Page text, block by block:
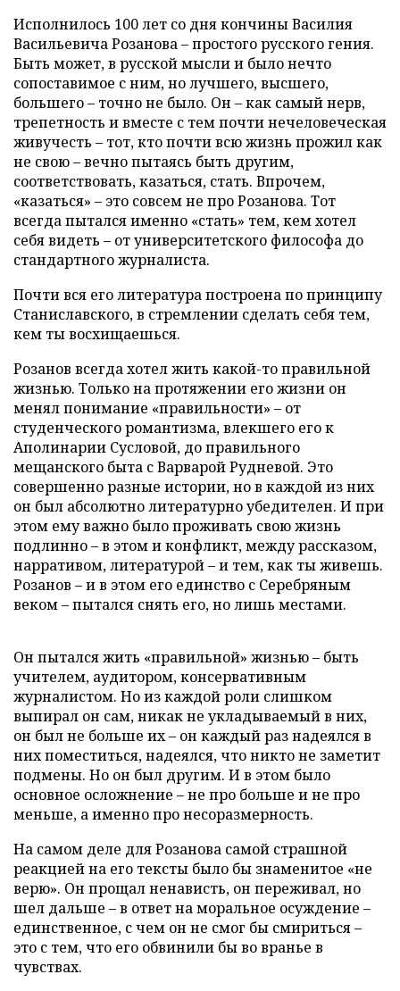
Исполнилось 100 лет со дня кончины Василия
Васильевича Розанова – простого русского гения.
Быть может, в русской мысли и было нечто
сопоставимое с ним, но лучшего, высшего,
большего – точно не было. Он – как самый нерв,
трепетность и вместе с тем почти нечеловеческая
живучесть – тот, кто почти всю жизнь прожил как
не свою – вечно пытаясь быть другим,
соответствовать, казаться, стать. Впрочем,
«казаться» – это совсем не про Розанова. Тот
всегда пытался именно «стать» тем, кем хотел
себя видеть – от университетского философа до
стандартного журналиста.
Почти вся его литература построена по принципу
Станиславского, в стремлении сделать себя тем,
кем ты восхищаешься.
Розанов всегда хотел жить какой-то правильной
жизнью. Только на протяжении его жизни он
менял понимание «правильности» – от
студенческого романтизма, влекшего его к
Аполинарии Сусловой, до правильного
мещанского быта с Варварой Рудневой. Это
совершенно разные истории, но в каждой из них
он был абсолютно литературно убедителен. И при
этом ему важно было проживать свою жизнь
подлинно – в этом и конфликт, между рассказом,
нарративом, литературой – и тем, как ты живешь.
Розанов – и в этом его единство с Серебряным
веком – пытался снять его, но лишь местами.
Он пытался жить «правильной» жизнью – быть
учителем, аудитором, консервативным
журналистом. Но из каждой роли слишком
выпирал он сам, никак не укладываемый в них,
он был не больше их – он каждый раз надеялся в
них поместиться, надеялся, что никто не заметит
подмены. Но он был другим. И в этом было
основное осложнение – не про больше и не про
меньше, а именно про несоразмерность.
На самом деле для Розанова самой страшной
реакцией на его тексты было бы знаменитое «не
верю». Он прощал ненависть, он переживал, но
шел дальше – в ответ на моральное осуждение –
единственное, с чем он не смог бы смириться –
это с тем, что его обвинили бы во вранье в
чувствах.